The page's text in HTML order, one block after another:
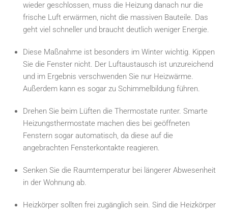
wieder geschlossen, muss die Heizung danach nur die
frische Luft erwärmen, nicht die massiven Bauteile. Das
geht viel schneller und braucht deutlich weniger Energie.
Diese Maßnahme ist besonders im Winter wichtig. Kippen
Sie die Fenster nicht. Der Luftaustausch ist unzureichend
und im Ergebnis verschwenden Sie nur Heizwärme.
Außerdem kann es sogar zu Schimmelbildung führen.
Drehen Sie beim Lüften die Thermostate runter. Smarte
Heizungsthermostate machen dies bei geöffneten
Fenstern sogar automatisch, da diese auf die
angebrachten Fensterkontakte reagieren.
Senken Sie die Raumtemperatur bei längerer Abwesenheit
in der Wohnung ab.
Heizkörper sollten frei zugänglich sein. Sind die Heizkörper